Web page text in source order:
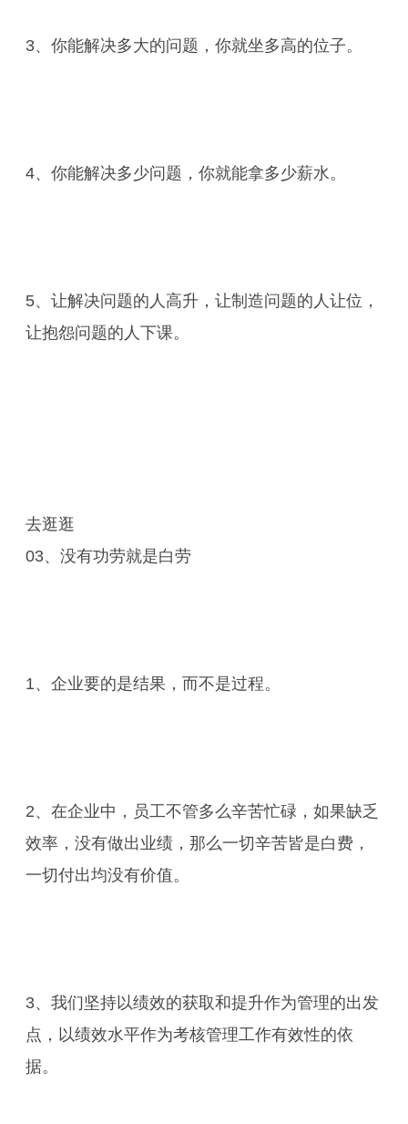
3、你能解决多大的问题，你就坐多高的位子。
4、你能解决多少问题，你就能拿多少薪水。
5、让解决问题的人高升，让制造问题的人让位，
让抱怨问题的人下课。
去逛逛
03、没有功劳就是白劳
1、企业要的是结果，而不是过程。
2、在企业中，员工不管多么辛苦忙碌，如果缺乏
效率，没有做出业绩，那么一切辛苦皆是白费，
一切付出均没有价值。
3、我们坚持以绩效的获取和提升作为管理的出发
点，以绩效水平作为考核管理工作有效性的依
据。